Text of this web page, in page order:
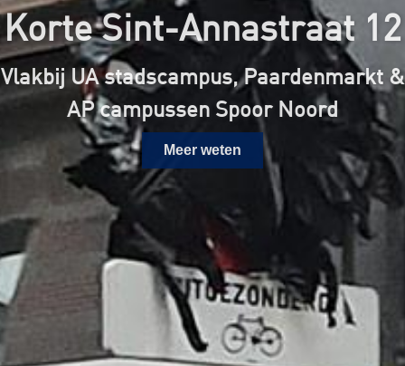
Korte Sint-Annastraat 12
Vlakbij UA stadscampus, Paardenmarkt &
AP campussen Spoor Noord
Meer weten